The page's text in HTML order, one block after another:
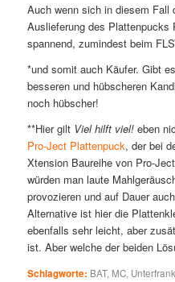
Auch wenn sich in diesem Fall
Auslieferung des Plattenpucks
spannend, zumindest beim
*und somit auch Käufer. Gibt
besseren und hübscheren
noch hübscher!
**Hier gilt Viel hilft viel!eben
Pro-Ject Plattenpuck, der bei
Xtension Baureihe von Pro-
würden man laute
provozieren und auf Dauer
Alternative ist hier die
ebenfalls sehr leicht, aber
ist. Aber welche der beiden
Schlagworte: BAT, MC,